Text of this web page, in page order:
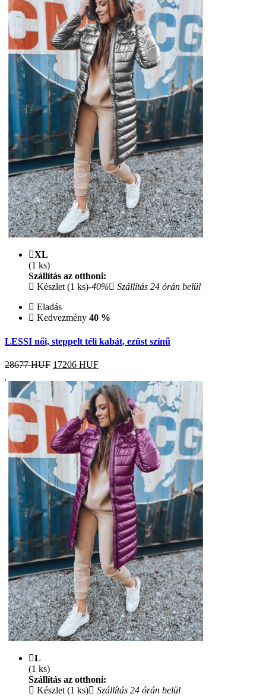
XL
(1 ks)
Szállítás az otthoni:
Készlet (1 ks)-40%
Szállítás 24 órán belül
Eladás
Kedvezmény 40 %
LESSI női, steppelt téli kabát, ezüst színű
28677 HUF 17206 HUF
L
(1 ks)
Szállítás az otthoni:
Készlet (1 ks)
Szállítás 24 órán belül